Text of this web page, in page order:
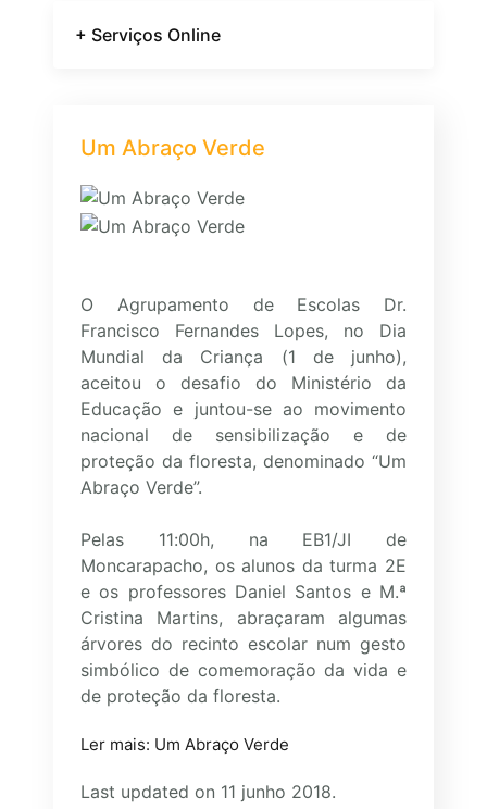
+ Serviços Online
Um Abraço Verde
O Agrupamento de Escolas Dr.
Francisco Fernandes Lopes, no Dia
Mundial da Criança (1 de junho),
aceitou o desafio do Ministério da
Educação e juntou-se ao movimento
nacional de sensibilização e de
proteção da floresta, denominado “Um
Abraço Verde”.
Pelas 11:00h, na EB1/JI de
Moncarapacho, os alunos da turma 2E
e os professores Daniel Santos e M.ª
Cristina Martins, abraçaram algumas
árvores do recinto escolar num gesto
simbólico de comemoração da vida e
de proteção da floresta.
Ler mais: Um Abraço Verde
Last updated on 11 junho 2018.